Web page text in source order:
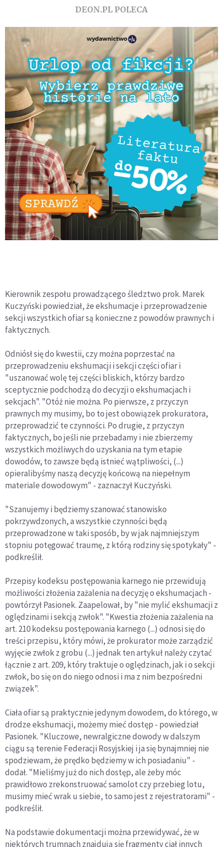
DEON.PL POLECA
Kierownik zespołu prowadzącego śledztwo prok. Marek
Kuczyński powiedział, że ekshumacje i przeprowadzenie
sekcji wszystkich ofiar są konieczne z powodów prawnych i
faktycznych.
Odniósł się do kwestii, czy można poprzestać na
przeprowadzeniu ekshumacji i sekcji części ofiar i
"uszanować wolę tej części bliskich, którzy bardzo
sceptycznie podchodzą do decyzji o ekshumacjach i
sekcjach". "Otóż nie można. Po pierwsze, z przyczyn
prawnych my musimy, bo to jest obowiązek prokuratora,
przeprowadzić te czynności. Po drugie, z przyczyn
faktycznych, bo jeśli nie przebadamy i nie zbierzemy
wszystkich możliwych do uzyskania na tym etapie
dowodów, to zawsze będą istnieć wątpliwości, (...)
opieralibyśmy naszą decyzję końcową na niepełnym
materiale dowodowym" - zaznaczył Kuczyński.
"Szanujemy i będziemy szanować stanowisko
pokrzywdzonych, a wszystkie czynności będą
przeprowadzone w taki sposób, by w jak najmniejszym
stopniu potęgować traumę, z którą rodziny się spotykały" -
podkreślił.
Przepisy kodeksu postępowania karnego nie przewidują
możliwości złożenia zażalenia na decyzję o ekshumacjach -
powtórzył Pasionek. Zaapelował, by "nie mylić ekshumacji z
oględzinami i sekcją zwłok". "Kwestia złożenia zażalenia na
art. 210 kodeksu postępowania karnego (...) odnosi się do
treści przepisu, który mówi, że prokurator może zarządzić
wyjęcie zwłok z grobu (...) jednak ten artykuł należy czytać
łącznie z art. 209, który traktuje o oględzinach, jak i o sekcji
zwłok, bo się on do niego odnosi i ma z nim bezpośredni
związek".
Ciała ofiar są praktycznie jedynym dowodem, do którego, w
drodze ekshumacji, możemy mieć dostęp - powiedział
Pasionek. "Kluczowe, newralgiczne dowody w dalszym
ciągu są terenie Federacji Rosyjskiej i ja się bynajmniej nie
spodziewam, że prędko będziemy w ich posiadaniu" -
dodał. "Mieliśmy już do nich dostęp, ale żeby móc
prawidłowo zrekonstruować samolot czy przebieg lotu,
musimy mieć wrak u siebie, to samo jest z rejestratorami" -
podkreślił.
Na podstawie dokumentacji można przewidywać, że w
niektórych trumnach znajdują się fragmenty ciał innych